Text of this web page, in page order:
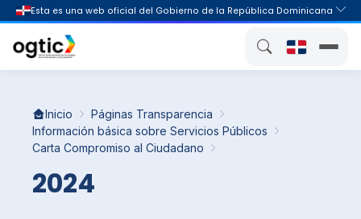
Inicio
Páginas Transparencia
Información básica sobre Servicios Públicos
Carta Compromiso al Ciudadano
2024